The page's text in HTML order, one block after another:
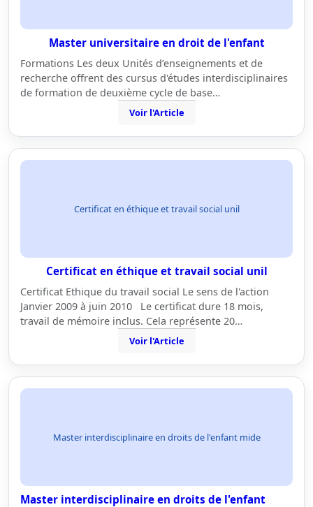
Master universitaire en droit de l'enfant
Formations Les deux Unités d’enseignements et de
recherche offrent des cursus d'études interdisciplinaires
de formation de deuxième cycle de base…
Voir l'Article
Certificat en éthique et travail social unil
Certificat en éthique et travail social unil
Certificat Ethique du travail social Le sens de l'action
Janvier 2009 à juin 2010 Le certificat dure 18 mois,
travail de mémoire inclus. Cela représente 20…
Voir l'Article
Master interdisciplinaire en droits de l'enfant mide
Master interdisciplinaire en droits de l'enfant